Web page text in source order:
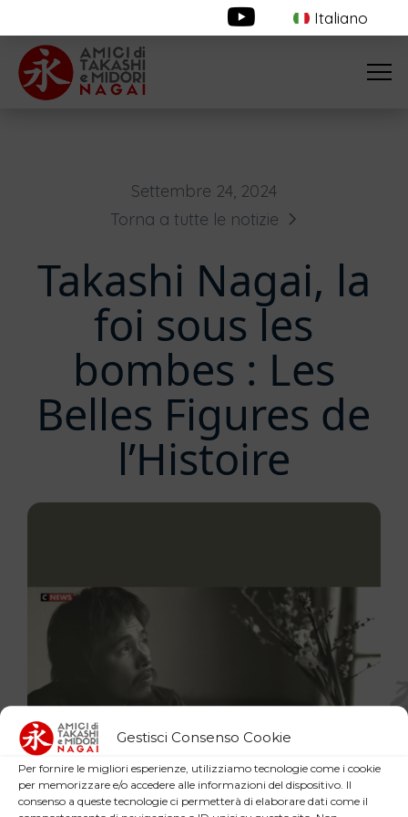
Gestisci Consenso Cookie
Per fornire le migliori esperienze, utilizziamo tecnologie come i cookie
per memorizzare e/o accedere alle informazioni del dispositivo. Il
consenso a queste tecnologie ci permetterà di elaborare dati come il
Italiano
Settembre 24, 2024
Torna a tutte le notizie
Takashi Nagai, la
foi sous les
bombes : Les
Belles Figures de
l’Histoire